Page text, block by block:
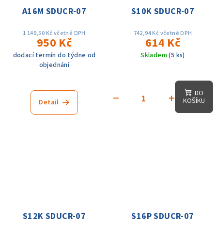
A16M SDUCR-07
1 149,50 Kč včetně DPH
950 Kč
dodací termín do týdne od
objednání
Detail
S10K SDUCR-07
742,94 Kč včetně DPH
614 Kč
Skladem(5 ks)
+
−
DO
KOŠÍKU
S12K SDUCR-07 S16P SDUCR-07